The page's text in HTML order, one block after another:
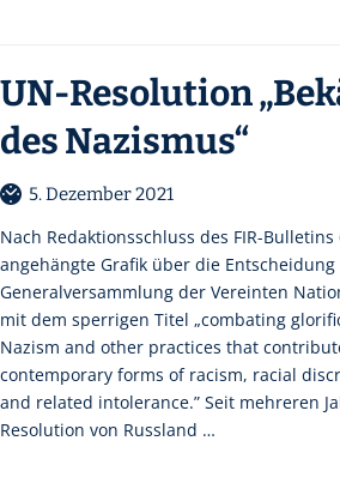
UN-Resolution
des Nazismus“
5. Dezember 2021
Nach Redaktionsschluss des FIR-
angehängte Grafik über die
Generalversammlung der Vereinten
mit dem sperrigen Titel „combating
Nazism and other practices that
contemporary forms of racism, racial
and related intolerance.” Seit mehreren
Resolution von Russland …